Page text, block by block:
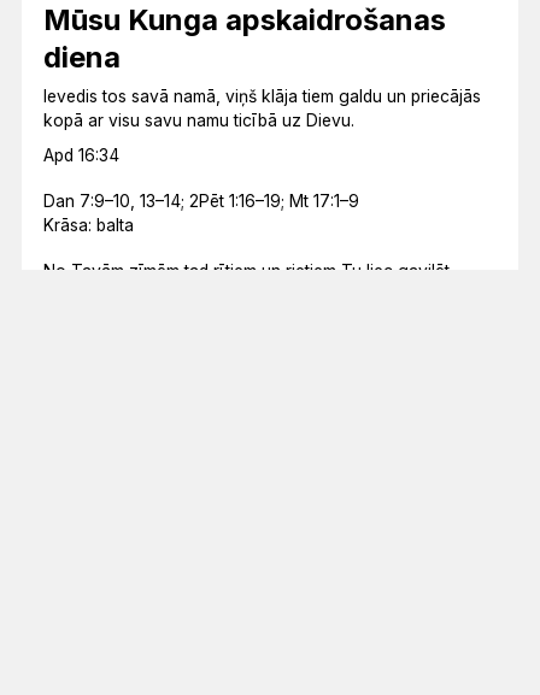
Mūsu Kunga apskaidrošanas
diena
Ievedis tos savā namā, viņš klāja tiem galdu un priecājās
kopā ar visu savu namu ticībā uz Dievu.
Apd 16:34
Dan 7:9–10, 13–14; 2Pēt 1:16–19; Mt 17:1–9
Krāsa: balta
No Tavām zīmēm tad rītiem un rietiem Tu liec gavilēt.